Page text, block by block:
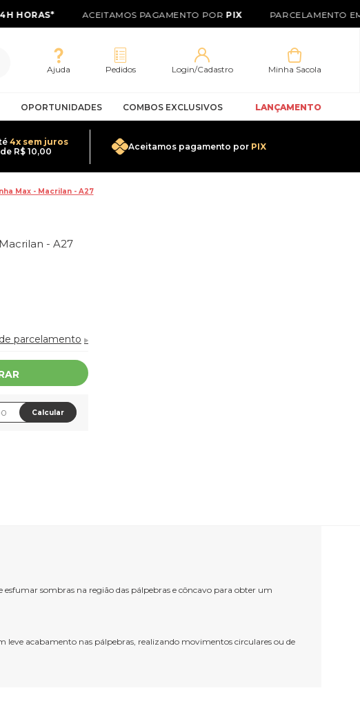
HORAS* ACEITAMOS PAGAMENTO PORPIX PARCELAMENTO
Ajuda Pedidos Login/Cadastro Minha Sacola
OPORTUNIDADES COMBOS EXCLUSIVOS LANÇAMENTO
4x sem juros
R$ 10,00
Aceitamos pagamento porPIX
Max - Macrilan - A27
- A27
parcelamento
Calcular
sombras na região das pálpebras e côncavo para obter um
leve acabamento nas pálpebras, realizando movimentos circulares ou de